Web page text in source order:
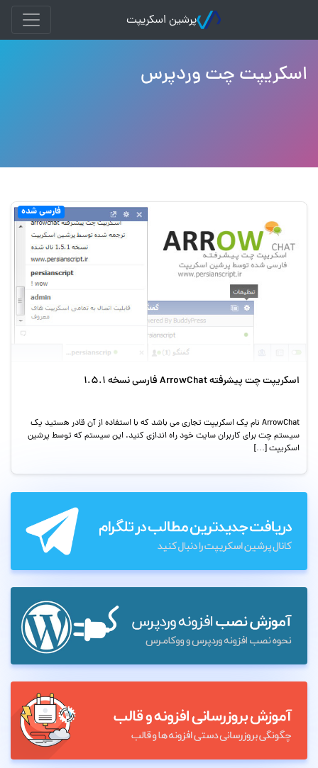
پرشین اسکریپت
اسکریپت چت وردپرس
فارسی شده
اسکریپت چت پیشرفته ArrowChat فارسی نسخه 1.5.1
ArrowChat نام یک اسکریپت تجاری می باشد که با استفاده از آن قادر هستید یک
سیستم چت برای کاربران سایت خود راه اندازی کنید. این سیستم که توسط پرشین
اسکریپت […]